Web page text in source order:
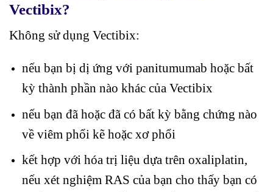
Vectibix?
Không sử dụng Vectibix:
nếu bạn bị dị ứng với panitumumab hoặc bất
kỳ thành phần nào khác của Vectibix
nếu bạn đã hoặc đã có bất kỳ bằng chứng nào
về viêm phổi kẽ hoặc xơ phổi
kết hợp với hóa trị liệu dựa trên oxaliplatin,
nếu xét nghiệm RAS của bạn cho thấy bạn có